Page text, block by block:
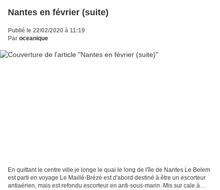
Nantes en février (suite)
Publié le 22/02/2020 à 11:19
Par oceanique
En quittant le centre ville je longe le quai le long de l'île de Nantes Le Belem
est parti en voyage Le Maillé-Brézé est d'abord destiné à être un escorteur
antiaérien, mais est refondu escorteur en anti-sous-marin. Mis sur cale à